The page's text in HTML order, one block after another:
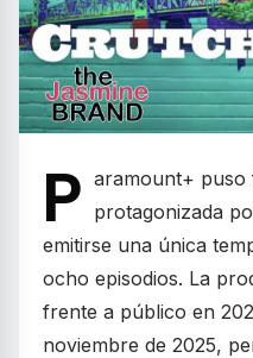
P aramount+ puso
protagonizada
emitirse una única
ocho episodios. La
frente a público en
noviembre de 2025,